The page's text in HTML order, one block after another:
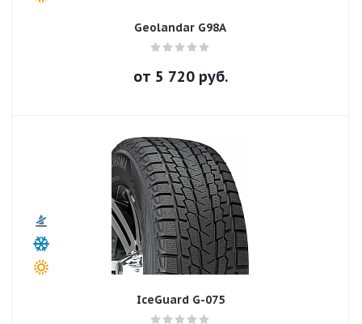
Geolandar G98A
от 5 720руб.
IceGuard G-075